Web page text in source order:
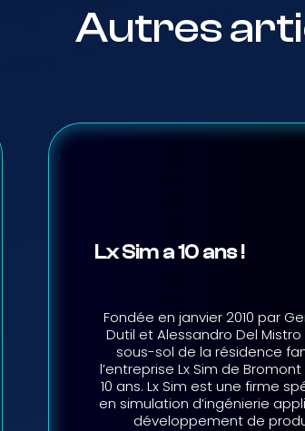
Autres
Lx Sim a 10 ans !
Fondée en janvier 2010 par
Dutil et Alessandro Del
sous-sol de la résidence
l’entreprise Lx Sim de
10 ans. Lx Sim est une firme
en simulation d’ingénierie
développement de